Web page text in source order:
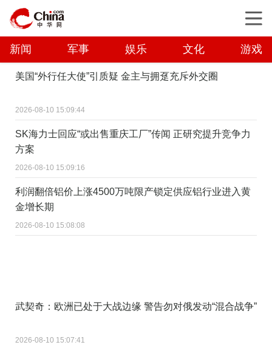
新闻 军事 娱乐 文化 游戏
美国“外行任大使”引质疑 金主与拥趸充斥外交圈
2026-08-10 15:09:44
SK海力士回应“或出售重庆工厂”传闻 正研究提升竞争力
方案
2026-08-10 15:09:16
利润翻倍铝价上涨4500万吨限产锁定供应铝行业进入黄
金增长期
2026-08-10 15:08:08
武契奇：欧洲已处于大战边缘 警告勿对俄发动“混合战争”
2026-08-10 15:07:41